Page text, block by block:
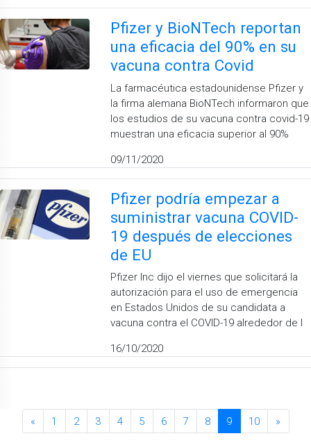
Pfizer y BioNTech reportan
una eficacia del 90% en su
vacuna contra Covid
La farmacéutica estadounidense Pfizer y
la firma alemana BioNTech informaron que
los estudios de su vacuna contra covid-19
muestran una eficacia superior al 90%
09/11/2020
Pfizer podría empezar a
suministrar vacuna COVID-
19 después de elecciones
de EU
Pfizer Inc dijo el viernes que solicitará la
autorización para el uso de emergencia
en Estados Unidos de su candidata a
vacuna contra el COVID-19 alrededor de l
16/10/2020
« 1 2 3 4 5 6 7 8 9 10 »